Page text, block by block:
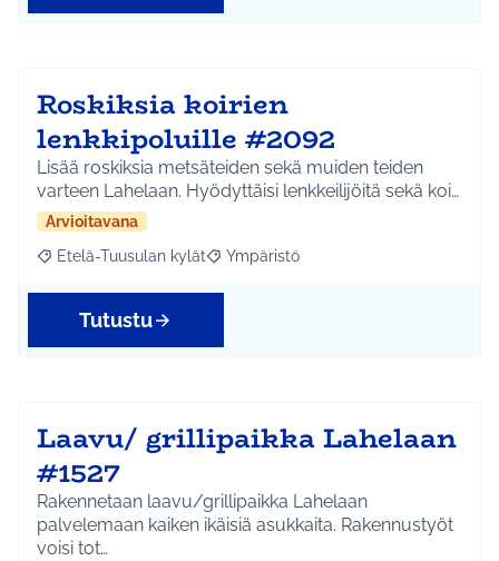
Roskiksia koirien
lenkkipoluille #2092
Lisää roskiksia metsäteiden sekä muiden teiden
varteen Lahelaan. Hyödyttäisi lenkkeilijöitä sekä koi…
Arvioitavana
Rajaa tulokset aihepiirin mukaan: Etelä-Tuusulan kylät
Etelä-Tuusulan kylät Rajaa tulokset teeman mukaan:
Ympäristö
Tutustu
Laavu/ grillipaikka Lahelaan
#1527
Rakennetaan laavu/grillipaikka Lahelaan
palvelemaan kaiken ikäisiä asukkaita. Rakennustyöt
voisi tot…